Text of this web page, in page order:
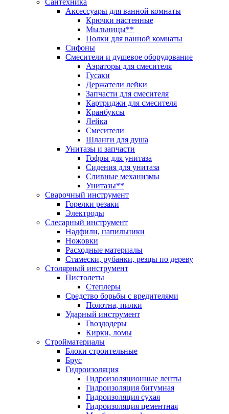
Сантехника
Аксессуары для ванной комнаты
Крючки настенные
Мыльницы**
Полки для ванной комнаты
Сифоны
Смесители и душевое оборудование
Аэраторы для смесителя
Гусаки
Держатели лейки
Запчасти для смесителя
Картриджи для смесителя
Кранбуксы
Лейка
Смесители
Шланги для душа
Унитазы и запчасти
Гофры для унитаза
Сидения для унитаза
Сливные механизмы
Унитазы**
Сварочный инструмент
Горелки резаки
Электроды
Слесарный инструмент
Надфили, напильники
Ножовки
Расходные материалы
Стамески, рубанки, резцы по дереву
Столярный инструмент
Пистолеты
Степлеры
Средство борьбы с вредителями
Полотна, пилки
Ударный инструмент
Гвоздодеры
Кирки, ломы
Стройматериалы
Блоки строительные
Брус
Гидроизоляция
Гидроизоляционные ленты
Гидроизоляция битумная
Гидроизоляция сухая
Гидроизоляция цементная